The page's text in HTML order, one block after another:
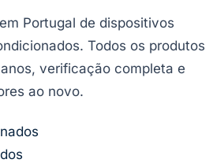
Portugal de dispositivos
Todos os produtos
verificação completa e
ao novo.